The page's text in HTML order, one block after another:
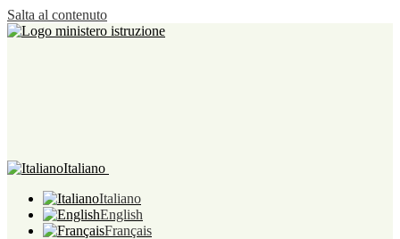
Salta al contenuto
Italiano
Italiano
English
Français